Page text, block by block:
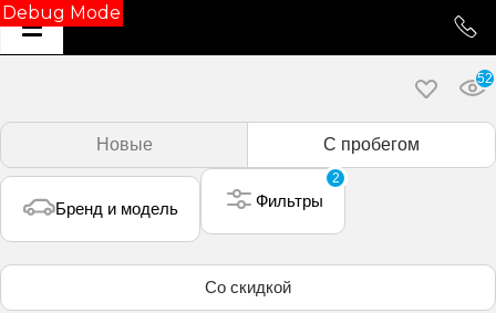
Debug Mode
52
Новые С пробегом
Бренд и модель
2
Фильтры
Со скидкой